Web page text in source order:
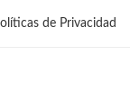
de Privacidad